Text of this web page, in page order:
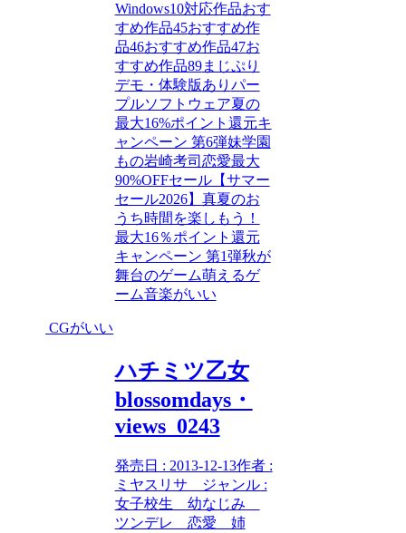
Windows10対応作品おす
すめ作品45おすすめ作
品46おすすめ作品47お
すすめ作品89まじぷり
デモ・体験版あり パー
プルソフトウェア夏の
最大16%ポイント還元キ
ャンペーン 第6弾妹学園
もの岩崎考司 恋愛最大
90%OFFセール【サマー
セール2026】 真夏のお
うち時間を楽しもう！
最大16％ポイント還元
キャンペーン 第1弾秋が
舞台のゲーム萌えるゲ
ーム音楽がいい
CGがいい
ハチミツ乙女
blossomdays・
views_0243
発売日 : 2013-12-13作者 :
ミヤスリサ ジャンル :
女子校生 幼なじみ
ツンデレ 恋愛 姉